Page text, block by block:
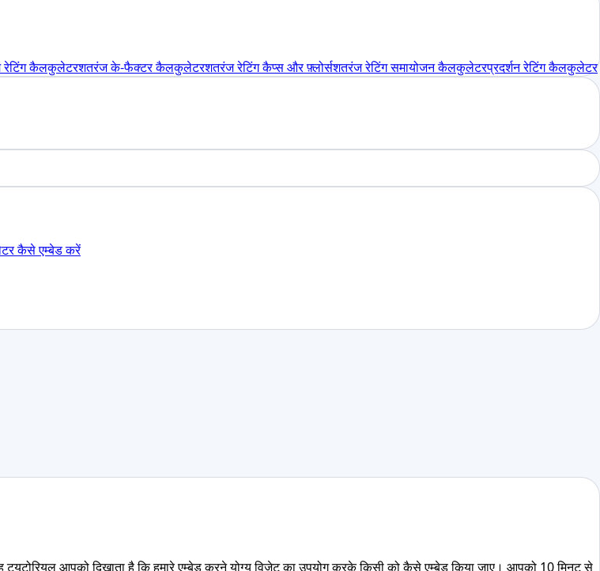
रेटिंग कैलकुलेटरशतरंज के-फैक्टर कैलकुलेटरशतरंज रेटिंग कैप्स और फ़्लोर्सशतरंज रेटिंग समायोजन कैलकुलेटरप्रदर्शन रेटिंग कैलकुलेटर
कैसे एम्बेड करें
आपको दिखाता है कि हमारे एम्बेड करने योग्य विजेट का उपयोग करके किसी को कैसे एम्बेड किया जाए। आपको 10 मिनट से